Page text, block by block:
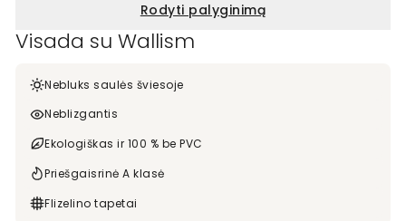
Rodyti palyginimą
Visada su Wallism
Nebluks saulės šviesoje
Neblizgantis
Ekologiškas ir 100 % be PVC
Priešgaisrinė A klasė
Flizelino tapetai